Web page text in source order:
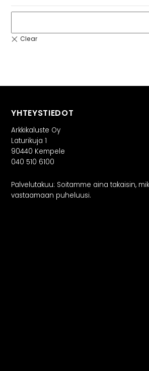
YHTEYSTIEDOT
Arkkikaluste Oy
Laturikuja 1
90440 Kempele
040 510 6100
Palvelutakuu: Soitamme aina takaisin,
vastaamaan puheluusi.